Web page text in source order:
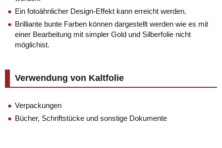
Ein fotoähnlicher Design-Effekt kann erreicht werden.
Brilliante bunte Farben können dargestellt werden wie es mit
einer Bearbeitung mit simpler Gold und Silberfolie nicht
möglichist.
Verwendung von Kaltfolie
Verpackungen
Bücher, Schriftstücke und sonstige Dokumente